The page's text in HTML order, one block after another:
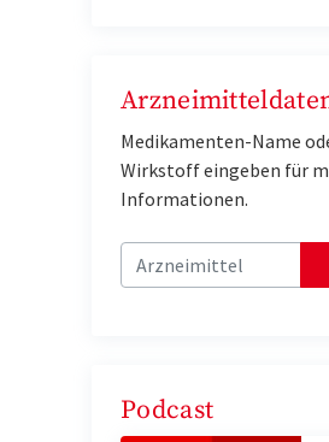
Medikamenten-Name
Wirkstoff eingeben für
Informationen.
Podcast